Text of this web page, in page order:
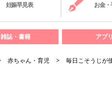
妊娠早見表 お金・
雑誌・書籍 アプリ
赤ちゃん・育児 毎日こそうじが